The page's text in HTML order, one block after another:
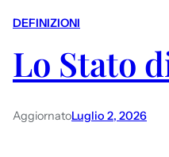
DEFINIZIONI
Lo Stato
AggiornatoLuglio 2, 2026